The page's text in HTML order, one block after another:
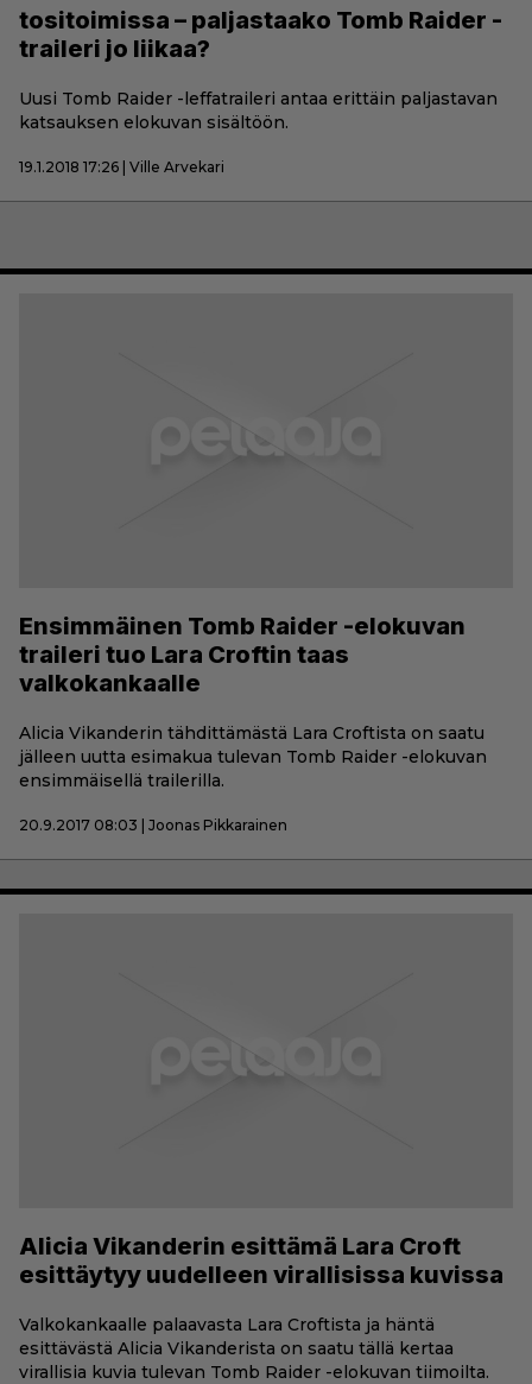
tositoimissa – paljastaako Tomb Raider -
traileri jo liikaa?
Uusi Tomb Raider -leffatraileri antaa erittäin paljastavan
katsauksen elokuvan sisältöön.
19.1.2018 17:26 | Ville Arvekari
Ensimmäinen Tomb Raider -elokuvan
traileri tuo Lara Croftin taas
valkokankaalle
Alicia Vikanderin tähdittämästä Lara Croftista on saatu
jälleen uutta esimakua tulevan Tomb Raider -elokuvan
ensimmäisellä trailerilla.
20.9.2017 08:03 | Joonas Pikkarainen
Alicia Vikanderin esittämä Lara Croft
esittäytyy uudelleen virallisissa kuvissa
Valkokankaalle palaavasta Lara Croftista ja häntä
esittävästä Alicia Vikanderista on saatu tällä kertaa
virallisia kuvia tulevan Tomb Raider -elokuvan tiimoilta.